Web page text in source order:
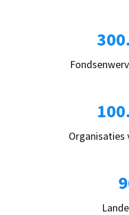
Organisaties